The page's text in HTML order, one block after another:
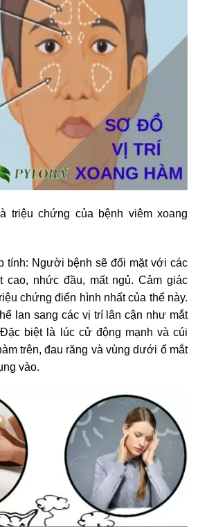
triệu chứng của bệnh viêm xoang
tính: Người bệnh sẽ đối mặt với các
cao, nhức đầu, mất ngủ. Cảm giác
chứng điển hình nhất của thể này.
lan sang các vị trí lân cận như mắt
biệt là lúc cử động mạnh và cúi
trên, đau răng và vùng dưới ổ mắt
vào.